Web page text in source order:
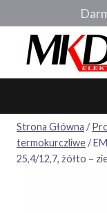
do
Strona Główna /
termokurczliwe/
25,4/12,7, żółto –